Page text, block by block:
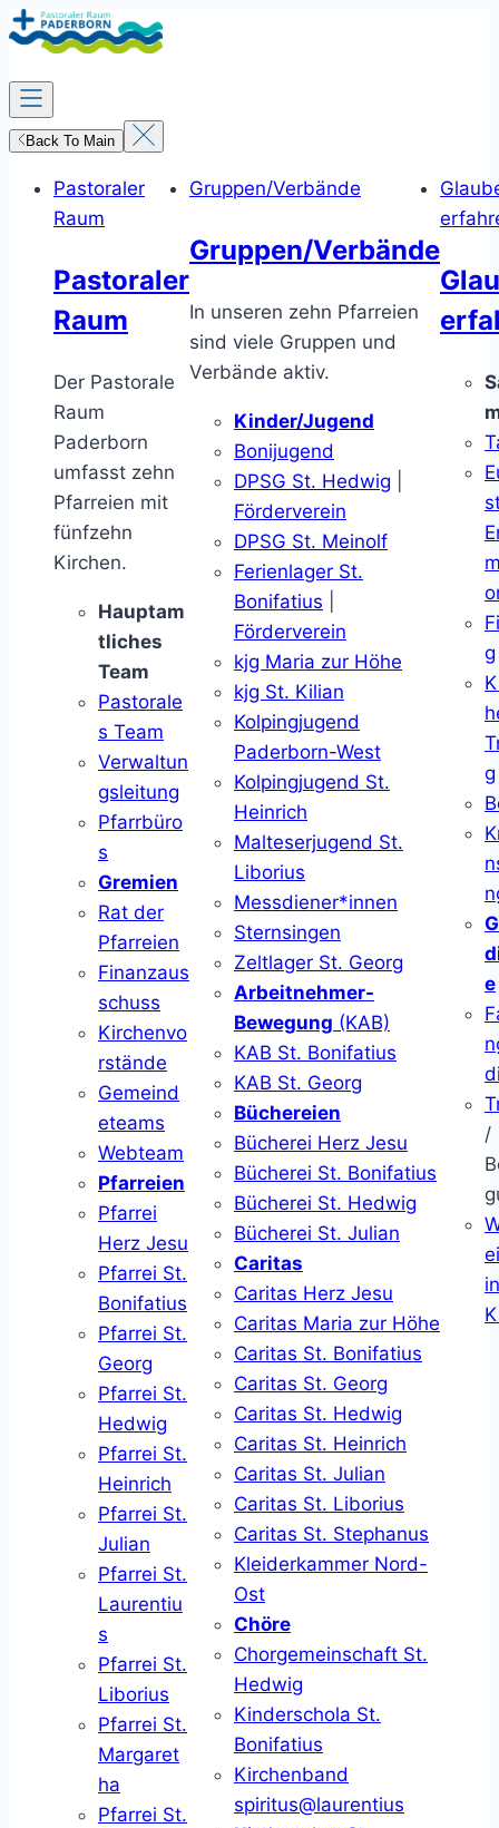
Zum
Inhalt
springen
Back To Main
Pastoraler
Raum
Pastoraler
Raum
Der Pastorale
Raum
Paderborn
umfasst zehn
Pfarreien mit
fünfzehn
Kirchen.
Hauptam
tliches
Team
Pastorale
s Team
Verwaltun
gsleitung
Pfarrbüro
s
Gremien
Rat der
Pfarreien
Finanzaus
schuss
Kirchenvo
rstände
Gemeind
eteams
Webteam
Pfarreien
Pfarrei
Herz Jesu
Pfarrei St.
Bonifatius
Pfarrei St.
Georg
Pfarrei St.
Hedwig
Pfarrei St.
Heinrich
Pfarrei St.
Julian
Pfarrei St.
Laurentiu
s
Pfarrei St.
Liborius
Pfarrei St.
Margaret
ha
Pfarrei St.
Gruppen/Verbände
Gruppen/Verbände
In unseren zehn Pfarreien
sind viele Gruppen und
Verbände aktiv.
Kinder/Jugend
Bonijugend
DPSG St. Hedwig
Förderverein
DPSG St. Meinolf
Ferienlager St.
Bonifatius
Förderverein
kjg Maria zur Höhe
kjg St. Kilian
Kolpingjugend
Paderborn-West
Kolpingjugend St.
Heinrich
Malteserjugend St.
Liborius
Messdiener*innen
Sternsingen
Zeltlager St. Georg
Arbeitnehmer-
Bewegung (KAB)
KAB St. Bonifatius
KAB St. Georg
Büchereien
Bücherei Herz Jesu
Bücherei St. Bonifatius
Bücherei St. Hedwig
Bücherei St. Julian
Caritas
Caritas Herz Jesu
Caritas Maria zur Höhe
Caritas St. Bonifatius
Caritas St. Georg
Caritas St. Hedwig
Caritas St. Heinrich
Caritas St. Julian
Caritas St. Liborius
Caritas St. Stephanus
Kleiderkammer Nord-
Ost
Chöre
Chorgemeinschaft St.
Hedwig
Kinderschola St.
Bonifatius
Kirchenband
spiritus@laurentius
g
g
e
/